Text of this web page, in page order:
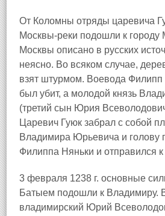
От Коломны отряды царевича
Москвы-реки подошли к городу
Москвы описано в русских
неясно. Во всяком случае,
взят штурмом. Воевода Филипп
был убит, а молодой князь
(третий сын Юрия
Царевич Гуюк забрал с собой
Владимира Юрьевича и голову
Филиппа Няньки и отправился
3 февраля 1238 г. основные
Батыем подошли к Владимиру.
владимирский Юрий